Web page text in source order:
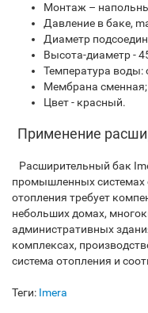
Монтаж –
Давление в баке,
Диаметр
Высота-диаметр -
Температура воды:
Мембрана сменная;
Цвет - красный.
Применение
Расширительный бак
промышленных системах
отопления требует
небольших домах,
административных
комплексах,
система отопления и
Теги: Imera